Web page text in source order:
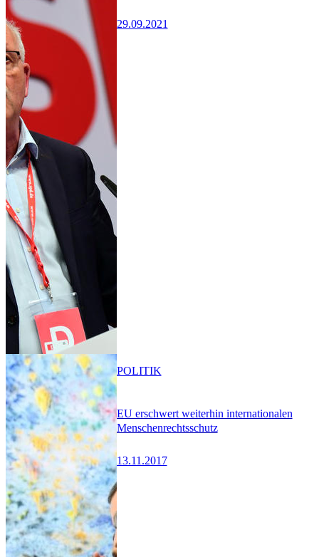
29.09.2021
EU erschwert weiterhin internationalen
Menschenrechtsschutz
13.11.2017
POLITIK